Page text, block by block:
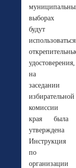
выборах
будут
использоваться
удостоверения,
на
заседании
избирательной
комиссии
края была
утверждена
Инструкция
по
организации